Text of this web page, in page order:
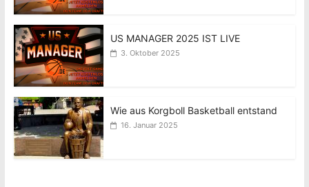
US MANAGER 2025 IST LIVE
3. Oktober 2025
Wie aus Korgboll Basketball entstand
16. Januar 2025